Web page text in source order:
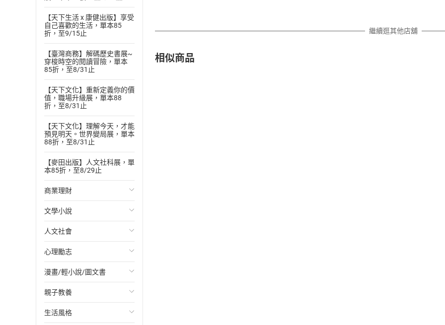
【天下生活 x 康健出版】享受
自己喜歡的生活，單本85
折，至9/15止
【臺灣商務】解碼歷史書展~
穿梭時空的閱讀冒險，單本
85折，至8/31止
【天下文化】重新定義你的價
值，職場升級展，單本88
折，至8/31止
【天下文化】理解今天，才能
預見明天。世界變局展，單本
88折，至8/31止
【麥田出版】人文社科展，單
本85折，至8/29止
商業理財
投資理財
經濟/趨勢
財務/金融
管理/領導
職場工作術
成功法
文學小說
歐美文學
日本文學
韓國文學
華文文學
經典文學
人文社會
國際關係
政治
社會科學
台灣/中國歷史
心理勵志
心靈成長/情緒
人際關係
兩性關係
漫畫/輕小說/圖文書
輕小說
奇幻/科幻
親子教養
教育現場
生活風格
繼續逛其他店舖
相似商品